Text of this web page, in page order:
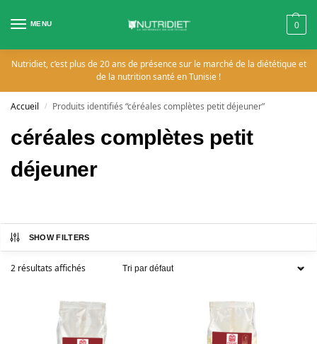
MENU 0
Nutridiet, c’est plus de 20 ans de présence sur le marché de la diététique et
de la nutrition santé en Tunisie !
Accueil / Produits identifiés “céréales complètes petit déjeuner”
céréales complètes petit
déjeuner
SHOW FILTERS
2 résultats affichés